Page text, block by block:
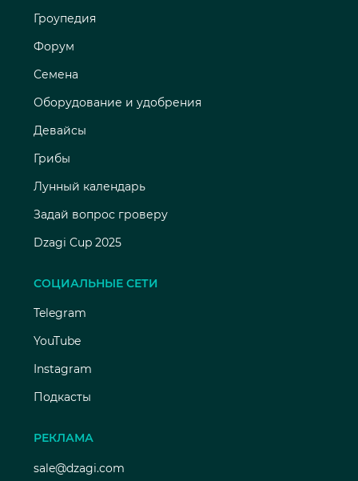
Гроупедия
Форум
Семена
Оборудование и удобрения
Девайсы
Грибы
Лунный календарь
Задай вопрос гроверу
Dzagi Cup 2025
СОЦИАЛЬНЫЕ СЕТИ
Telegram
YouTube
Instagram
Подкасты
РЕКЛАМА
sale@dzagi.com